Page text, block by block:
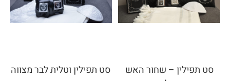
סט תפילין – שחור האש
סט תפילין וטלית לבר מצווה